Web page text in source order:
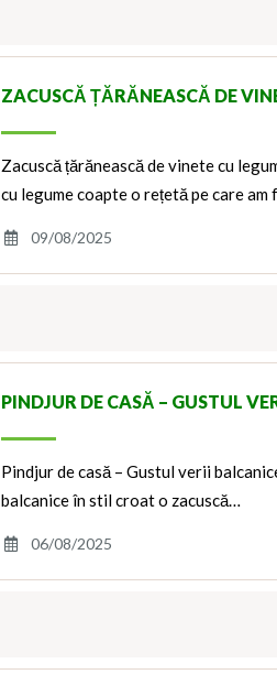
ZACUSCĂ ȚĂRĂNEASCĂ DE
Zacuscă țărănească de vinete cu
cu legume coapte o rețetă pe care
09/08/2025
PINDJUR DE CASĂ – GUSTUL
Pindjur de casă – Gustul verii
balcanice în stil croat o zacuscă…
06/08/2025